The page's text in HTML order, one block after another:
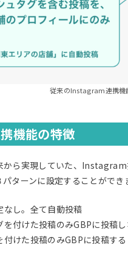
従来のInstagram連携機
機能の特徴
から実現していた、
ターンに設定することができ
し。全て自動投稿
付けた投稿のみGBPに投稿し
けた投稿のみGBPに投稿する